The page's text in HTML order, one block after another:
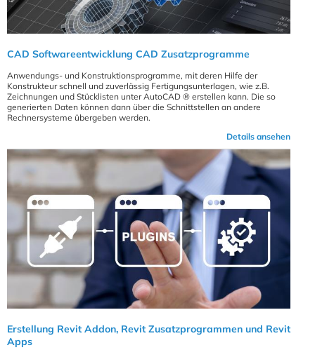
CAD Softwareentwicklung CAD Zusatzprogramme
Anwendungs- und Konstruktionsprogramme, mit deren Hilfe der
Konstrukteur schnell und zuverlässig Fertigungsunterlagen, wie z.B.
Zeichnungen und Stücklisten unter AutoCAD ® erstellen kann. Die so
generierten Daten können dann über die Schnittstellen an andere
Rechnersysteme übergeben werden.
Details ansehen
Erstellung Revit Addon, Revit Zusatzprogrammen und Revit
Apps